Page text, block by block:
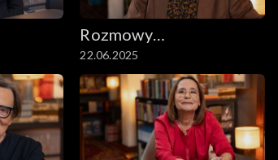
Rozmowy
niesymetryczne
22.06.2025